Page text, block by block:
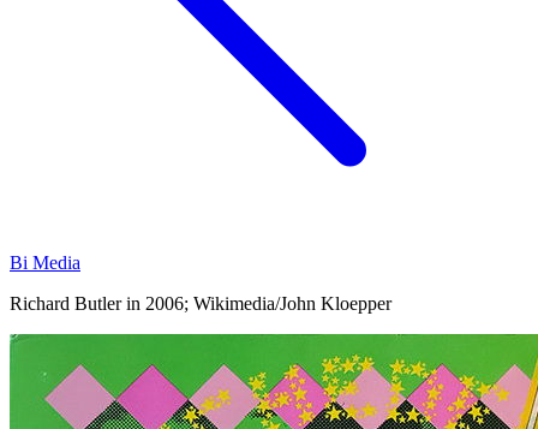
Bi Media
Richard Butler in 2006; Wikimedia/John Kloepper